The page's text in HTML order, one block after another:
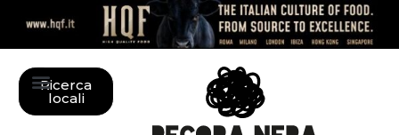
Ricerca
locali